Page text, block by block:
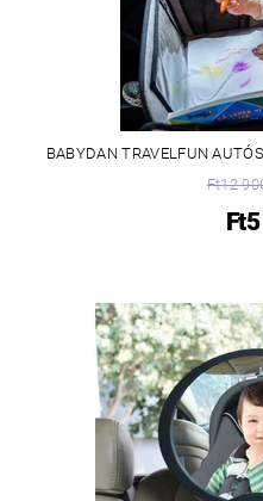
BABYDAN TRAVELFUN
Ft12